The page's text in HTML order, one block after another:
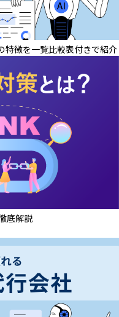
特徴を一覧比較表付きで紹介
底解説